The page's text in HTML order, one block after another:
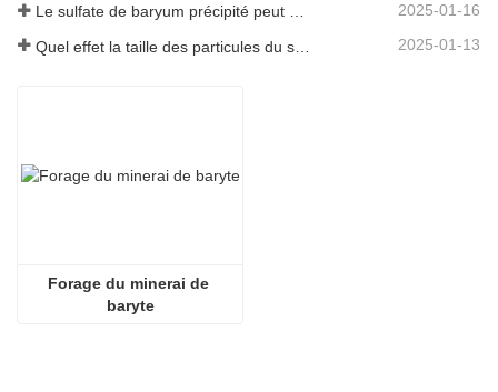
Le sulfate de baryum précipité peut améliorer considérablement les performances des revêtements 2025-01-16
2025-01-13
Forage du minerai de
baryte